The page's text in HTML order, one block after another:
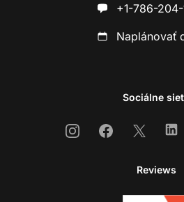
+1-786-204-
Naplánovať
Sociálne
InstagramFacebook
X
Reviews